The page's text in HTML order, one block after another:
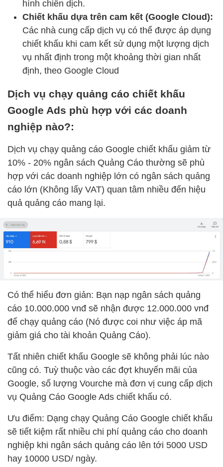
hình chiến dịch.
Chiết khấu dựa trên cam kết (Google Cloud):
Các nhà cung cấp dịch vụ có thể được áp dụng
chiết khấu khi cam kết sử dụng một lượng dịch
vụ nhất định trong một khoảng thời gian nhất
định, theo Google Cloud
Dịch vụ chạy quảng cáo chiết khấu
Google Ads phù hợp với các doanh
nghiệp nào?:
Dịch vụ chạy quảng cáo Google chiết khấu giảm từ
10% - 20% ngân sách Quảng Cáo thường sẽ phù
hợp với các doanh nghiệp lớn có ngân sách quảng
cáo lớn (Không lấy VAT) quan tâm nhiều đến hiệu
quả quảng cáo mang lại.
Có thể hiểu đơn giản: Bạn nạp ngân sách quảng
cáo 10.000.000 vnđ sẽ nhận được 12.000.000 vnđ
để chạy quảng cáo (Nó được coi như việc áp mã
giảm giá cho tài khoản Quảng Cáo).
Tất nhiên chiết khấu Google sẽ không phải lúc nào
cũng có. Tuỳ thuộc vào các đợt khuyến mãi của
Google, số lượng Vourche mà đơn vị cung cấp dịch
vụ Quảng Cáo Google Ads chiết khấu có.
Ưu điểm: Dạng chạy Quảng Cáo Google chiết khấu
sẽ tiết kiệm rất nhiều chi phí quảng cáo cho doanh
nghiệp khi ngân sách quảng cáo lên tới 5000 USD
hay 10000 USD/ ngày.